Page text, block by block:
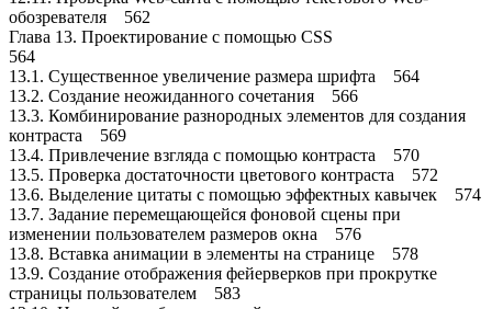
обозревателя 562
Глава 13. Проектирование с помощью CSS
564
13.1. Существенное увеличение размера шрифта 564
13.2. Создание неожиданного сочетания 566
13.3. Комбинирование разнородных элементов для создания
контраста 569
13.4. Привлечение взгляда с помощью контраста 570
13.5. Проверка достаточности цветового контраста 572
13.6. Выделение цитаты с помощью эффектных кавычек 574
13.7. Задание перемещающейся фоновой сцены при
изменении пользователем размеров окна 576
13.8. Вставка анимации в элементы на странице 578
13.9. Создание отображения фейерверков при прокрутке
страницы пользователем 583